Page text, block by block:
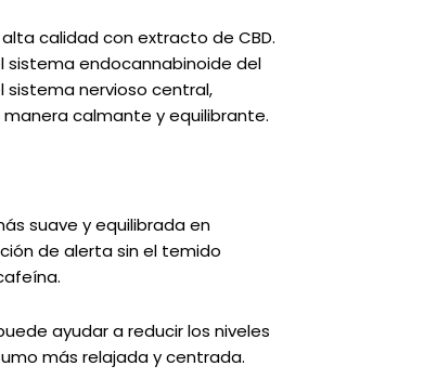
calidad con extracto de CBD.
sistema endocannabinoide del
sistema nervioso central,
calmante y equilibrante.
suave y equilibrada en
de alerta sin el temido
ayudar a reducir los niveles
más relajada y centrada.